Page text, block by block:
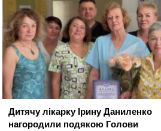
Дитячу лікарку Ірину Даниленко
нагородили подякою Голови